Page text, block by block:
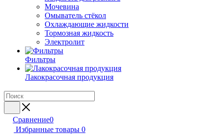
Мочевина
Омыватель стёкол
Охлаждающие жидкости
Тормозная жидкость
Электролит
Фильтры
Лакокрасочная продукция
Сравнение0
Избранные товары 0